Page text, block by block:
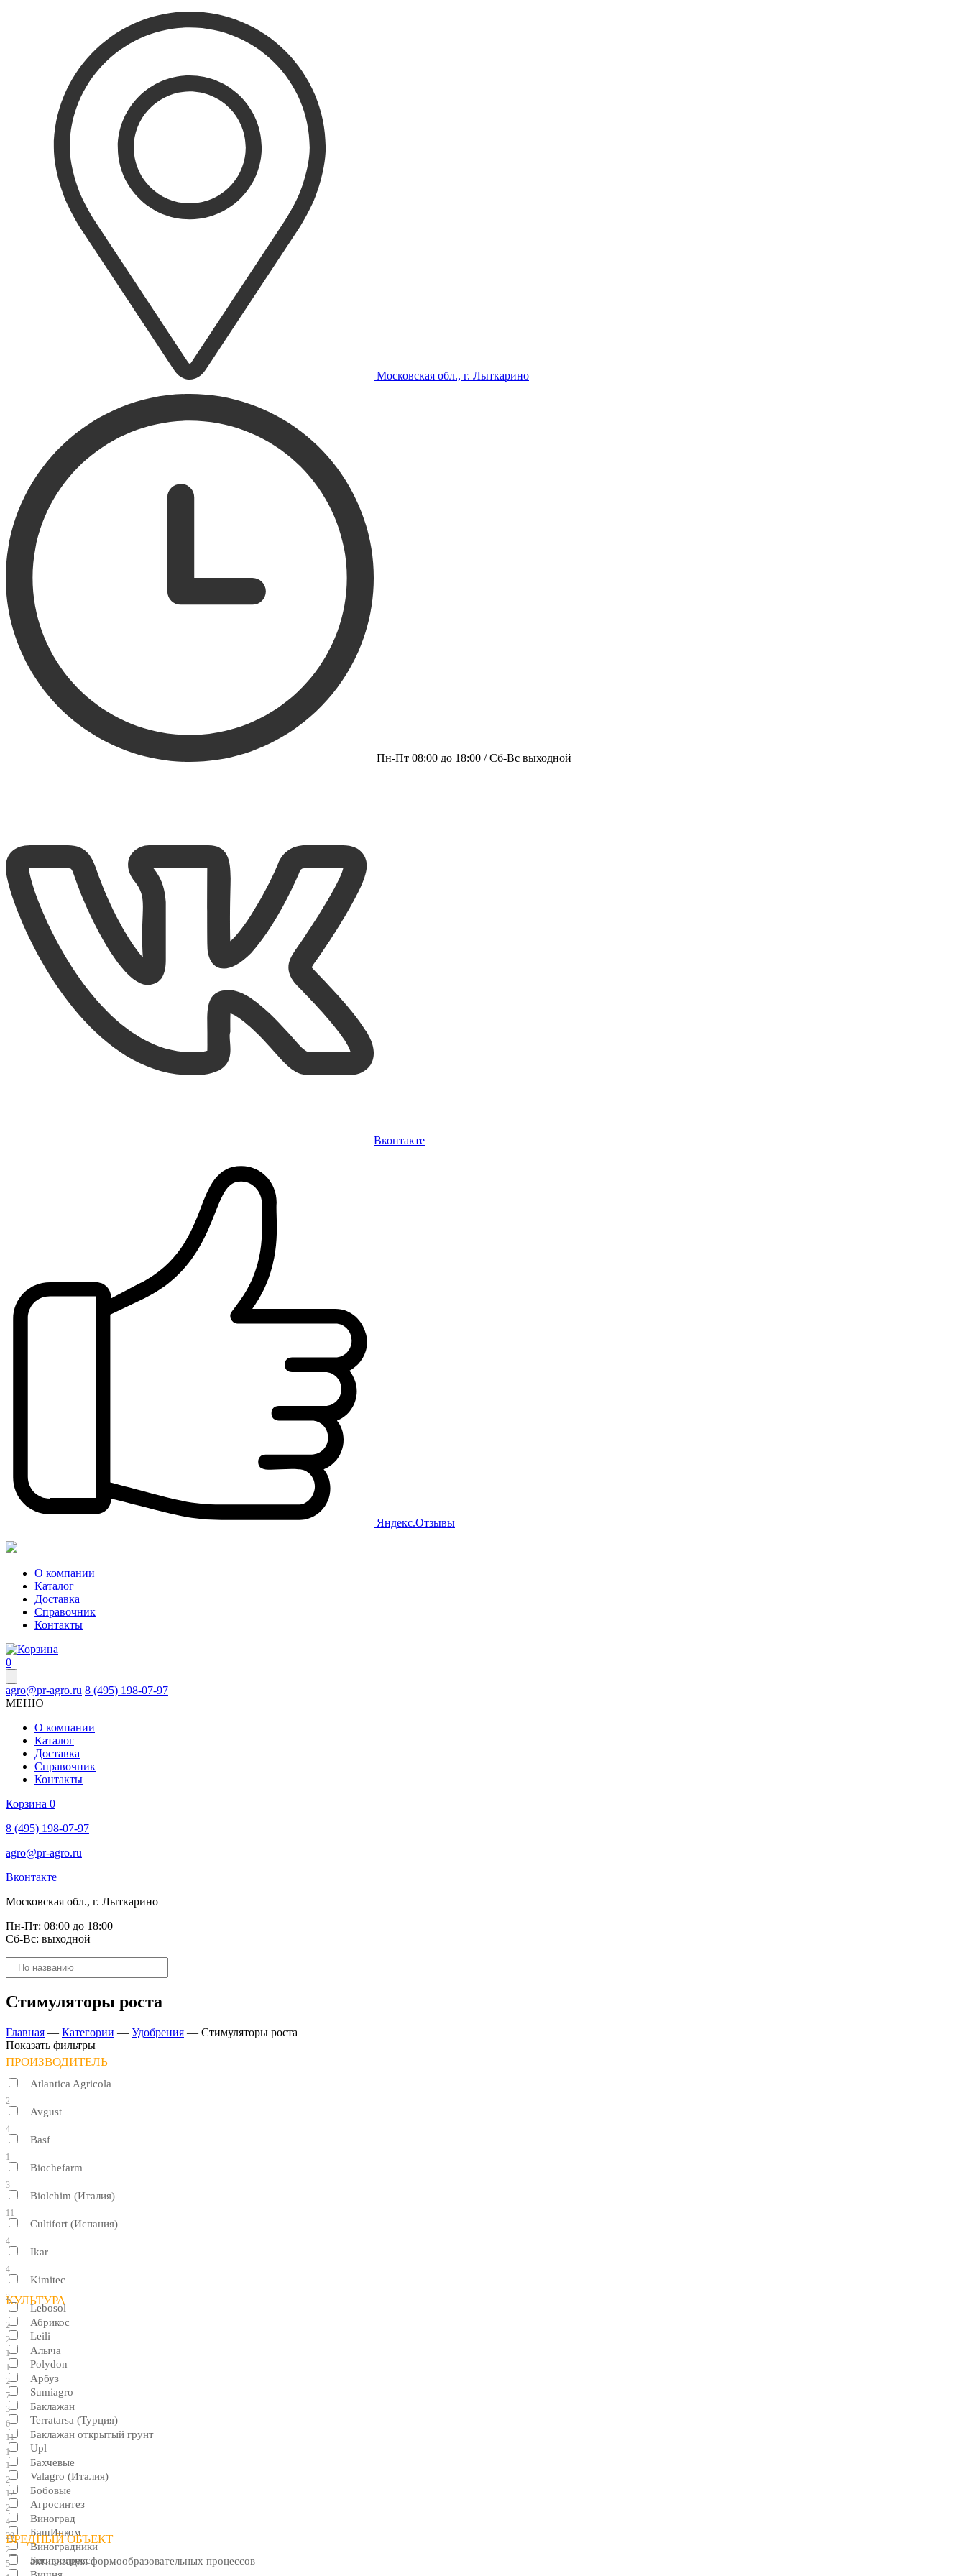
Московская обл., г. Лыткарино
Пн-Пт 08:00 до 18:00 / Сб-Вс выходной
Вконтакте
Яндекс.Отзывы
О компании
Каталог
Доставка
Справочник
Контакты
0
agro@pr-agro.ru 8 (495) 198-07-97
МЕНЮ
О компании
Каталог
Доставка
Справочник
Контакты
Корзина 0
8 (495) 198-07-97
agro@pr-agro.ru
Вконтакте
Московская обл., г. Лыткарино
Пн-Пт: 08:00 до 18:00
Сб-Вс: выходной
Поиск
товаров
Стимуляторы роста
Главная — Категории — Удобрения — Стимуляторы роста
Показать фильтры
ПРОИЗВОДИТЕЛЬ
Atlantica Agricola
2
Avgust
4
Basf
1
Biochefarm
3
Biolchim (Италия)
11
Cultifort (Испания)
4
Ikar
4
Kimitec
2
Lebosol
2
Leili
1
Polydon
2
Sumiagro
3
Terratarsa (Турция)
11
Upl
1
Valagro (Италия)
12
Агросинтез
4
БашИнком
2
Биопрогресс
КУЛЬТУРА
Абрикос
2
Алыча
1
Арбуз
7
Баклажан
6
Баклажан открытый грунт
1
Бахчевые
2
Бобовые
2
Виноград
20
Виноградники
5
ВРЕДНЫЙ ОБЪЕКТ
активизация формообразовательных процессов